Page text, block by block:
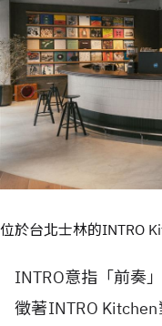
位於台北士林的INTRO
INTRO意指「前奏
徵著INTRO